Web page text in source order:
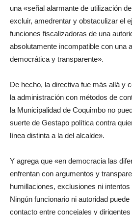
una «señal alarmante de utilización
excluir, amedrentar y obstaculizar el
funciones fiscalizadoras de una
absolutamente incompatible con una
democrática y transparente».
De hecho, la directiva fue más allá y
la administración con métodos de
la Municipalidad de Coquimbo no
suerte de Gestapo política contra
línea distinta a la del alcalde».
Y agrega que «en democracia las
enfrentan con argumentos y
humillaciones, exclusiones ni
Ningún funcionario ni autoridad
contacto entre concejales y